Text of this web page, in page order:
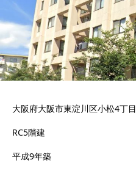
大阪府大阪市東淀川区小松4丁目
RC5階建
平成9年築